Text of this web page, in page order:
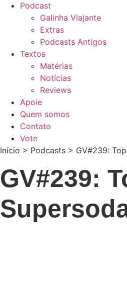
Podcast
Galinha Viajante
Extras
Podcasts Antigos
Textos
Matérias
Notícias
Reviews
Apoie
Quem somos
Contato
Vote
Início > Podcasts > GV#239:
GV#239: